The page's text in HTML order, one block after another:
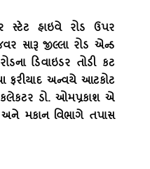
સ્‍ટેટ હાઇવે રોડ ઉપર
સારૂ જીલ્લા રોડ એન્‍ડ
ડિવાઇડર તોડી કટ
ફરીયાદ અન્‍વયે આટકોટ
ડો. ઓમપ્રકાશ એ
અને મકાન વિભાગે તપાસ